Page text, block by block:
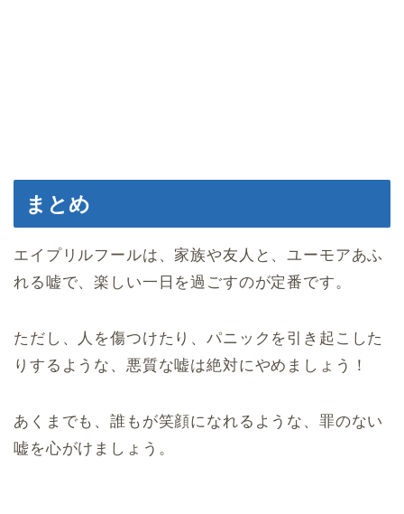
まとめ
エイプリルフールは、家族や友人と、ユーモアあふ
れる嘘で、楽しい一日を過ごすのが定番です。
ただし、人を傷つけたり、パニックを引き起こした
りするような、悪質な嘘は絶対にやめましょう！
あくまでも、誰もが笑顔になれるような、罪のない
嘘を心がけましょう。